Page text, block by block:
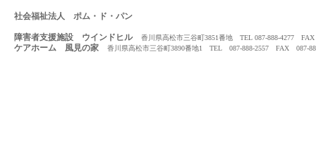
社会福祉法人 ポム・ド・パン
障害者支援施設 ウインドヒル 香川県高松市三谷町3851番地 TEL 087-888-4277 FAX
ケアホーム 風見の家 香川県高松市三谷町3890番地1 TEL 087-888-2557 FAX 087-